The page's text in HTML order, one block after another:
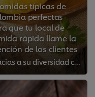
típicas de
perfectas
que tu local de
rápida llame la
de los clientes
Gracias a su diversidad cultural y geográfica, la gastronomía colombiana es rica y variada. Además, la mayoría de los ingredien...